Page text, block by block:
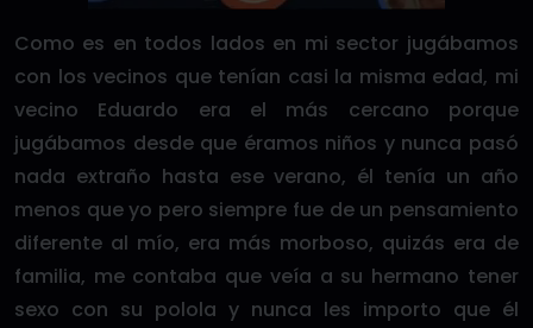
Como es en todos lados en mi sector jugábamos
con los vecinos que tenían casi la misma edad, mi
vecino Eduardo era el más cercano porque
jugábamos desde que éramos niños y nunca pasó
nada extraño hasta ese verano, él tenía un año
menos que yo pero siempre fue de un pensamiento
diferente al mío, era más morboso, quizás era de
familia, me contaba que veía a su hermano tener
sexo con su polola y nunca les importo que él